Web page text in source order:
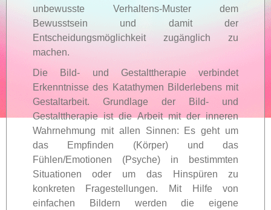
unbewusste Verhaltens-Muster dem
Bewusstsein und damit der
Entscheidungsmöglichkeit zugänglich zu
machen.
Die Bild- und Gestalttherapie verbindet
Erkenntnisse des Katathymen Bilderlebens mit
Gestaltarbeit. Grundlage der Bild- und
Gestalttherapie ist die Arbeit mit der inneren
Wahrnehmung mit allen Sinnen: Es geht um
das Empfinden (Körper) und das
Fühlen/Emotionen (Psyche) in bestimmten
Situationen oder um das Hinspüren zu
konkreten Fragestellungen. Mit Hilfe von
einfachen Bildern werden die eigene